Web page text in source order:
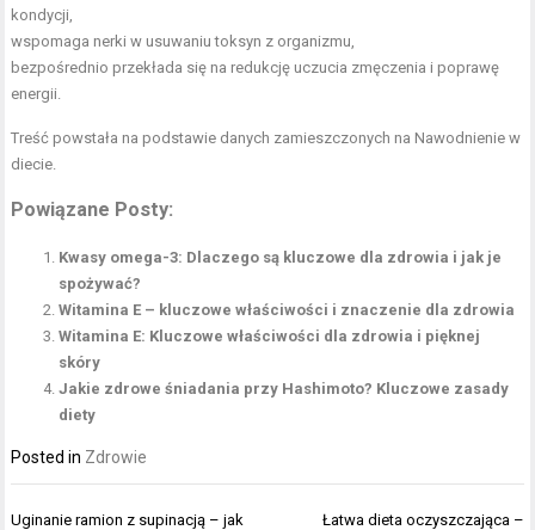
kondycji,
wspomaga nerki w usuwaniu toksyn z organizmu,
bezpośrednio przekłada się na redukcję uczucia zmęczenia i poprawę
energii.
Treść powstała na podstawie danych zamieszczonych na Nawodnienie w
diecie
Powiązane Posty:
Kwasy omega-3: Dlaczego są kluczowe dla zdrowia i jak je
spożywać?
Witamina E – kluczowe właściwości i znaczenie dla zdrowia
Witamina E: Kluczowe właściwości dla zdrowia i pięknej
skóry
Jakie zdrowe śniadania przy Hashimoto? Kluczowe zasady
diety
Posted in Zdrowie
Nawigacja
Uginanie ramion z supinacją – jak Łatwa dieta oczyszczająca –